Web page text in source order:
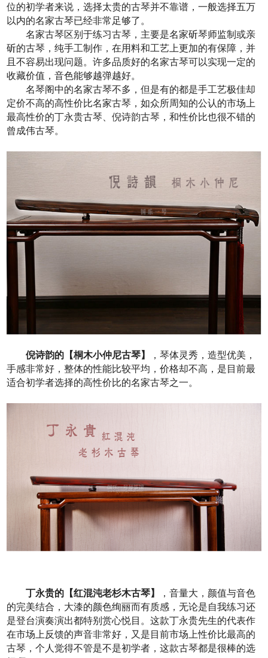
位的初学者来说，选择太贵的古琴并不靠谱，一般选择五万
以内的名家古琴已经非常足够了。
名家古琴区别于练习古琴，主要是名家斫琴师监制或亲
斫的古琴，纯手工制作，在用料和工艺上更加的有保障，并
且不容易出现问题。许多品质好的名家古琴可以实现一定的
收藏价值，音色能够越弹越好。
名琴阁中的名家古琴不多，但是有的都是手工艺极佳却
定价不高的高性价比名家古琴，如众所周知的公认的市场上
最高性价的丁永贵古琴、倪诗韵古琴，和性价比也很不错的
曾成伟古琴。
倪诗韵的【桐木小仲尼古琴】
，琴体灵秀，造型优美，
手感非常好，整体的性能比较平均，价格却不高，是目前最
适合初学者选择的高性价比的名家古琴之一。
丁永贵的【红混沌老杉木古琴】
，音量大，颜值与音色
的完美结合，大漆的颜色绚丽而有质感，无论是自我练习还
是登台演奏演出都特别赏心悦目。这款丁永贵先生的代表作
在市场上反馈的声音非常好，又是目前市场上性价比最高的
古琴，个人觉得不管是不是初学者，这款古琴都是很棒的选